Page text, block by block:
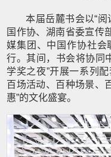
本届岳麓书会以“
国作协、湖南省委宣传
媒集团、中国作协社会
行。其间，书会将协同
学奖之夜”开展一系列
百场活动、百种场景、
惠”的文化盛宴。